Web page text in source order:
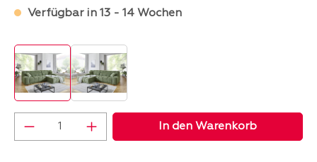
Verfügbar in 13 - 14 Wochen
Produkt Anzahl: Gib den gewünschten
In den Warenkorb